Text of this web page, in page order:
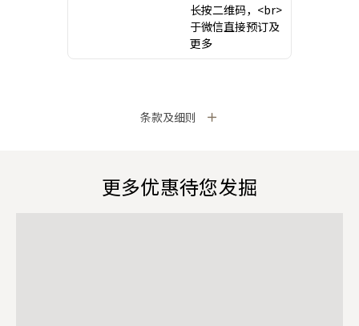
长按二维码，<br>
于微信直接预订及
更多
条款及细则
更多优惠待您发掘